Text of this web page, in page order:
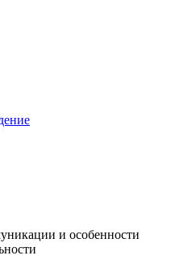
и особенности